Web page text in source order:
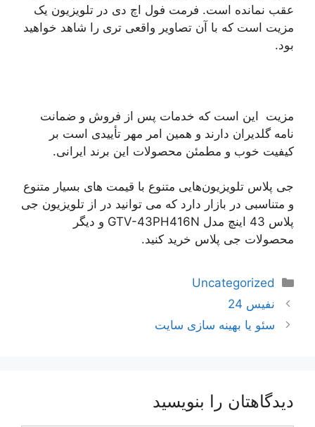
عقب نمانده است. فرمت فول اچ دی در تلویزیون یک
مزیت است که با آن تصاویر واقعی تری را شاهد خواهید
بود.
مزیت این است که خدمات پس از فروش و ضمانت
‌نامه گلدیران دارند و همین امر مهر تأییدی است بر
کیفیت خوب و مطمئن محصولات این برند ایرانی.
جی پلاس تلویزیون‌هایی متنوع با قیمت ‌های بسیار متنوع
و متناسبی در بازار دارد که می توانید در از تلویزیون جی
پلاس 43 اینچ مدل GTV-43PH416N و دیگر
محصولات جی پلاس خرید کنید.
دسته‌ها
Uncategorized
ناوبری
نوشته‌ها
نفیس 24
سئو یا بهینه سازی سایت
دیدگاهتان را بنویسید